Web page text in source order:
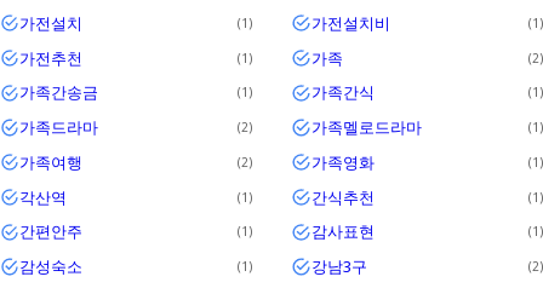
가전설치 1 가전설치비 1
가전추천 1 가족 2
가족간송금 1 가족간식 1
가족드라마 2 가족멜로드라마 1
가족여행 2 가족영화 1
각산역 1 간식추천 1
간편안주 1 감사표현 1
감성숙소 1 강남3구 2